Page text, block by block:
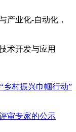
产业化-自动化，
术开发与应用
乡村振兴巾帼行动”
审专家的公示